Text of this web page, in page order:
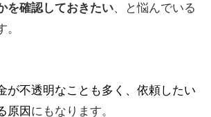
を確認しておきたい、と悩んでいる
が不透明なことも多く、依頼したい
原因 にもなります。